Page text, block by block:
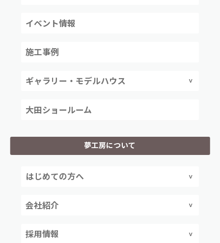
イベント情報
施工事例
ギャラリー・モデルハウス
大田ショールーム
夢工房について
はじめての方へ
会社紹介
採用情報